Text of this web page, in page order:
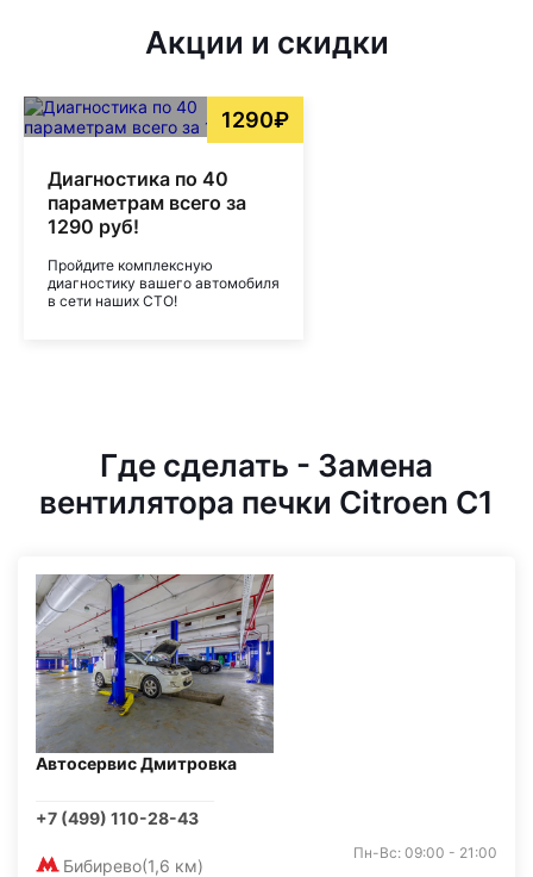
Акции и скидки
1290₽
Диагностика по 40
параметрам всего за
1290 руб!
Пройдите комплексную
диагностику вашего автомобиля
в сети наших СТО!
Где сделать - Замена
вентилятора печки Citroen C1
Автосервис Дмитровка
+7 (499) 110-28-43
Бибирево(1,6 км)
Пн-Вс: 09:00 - 21:00